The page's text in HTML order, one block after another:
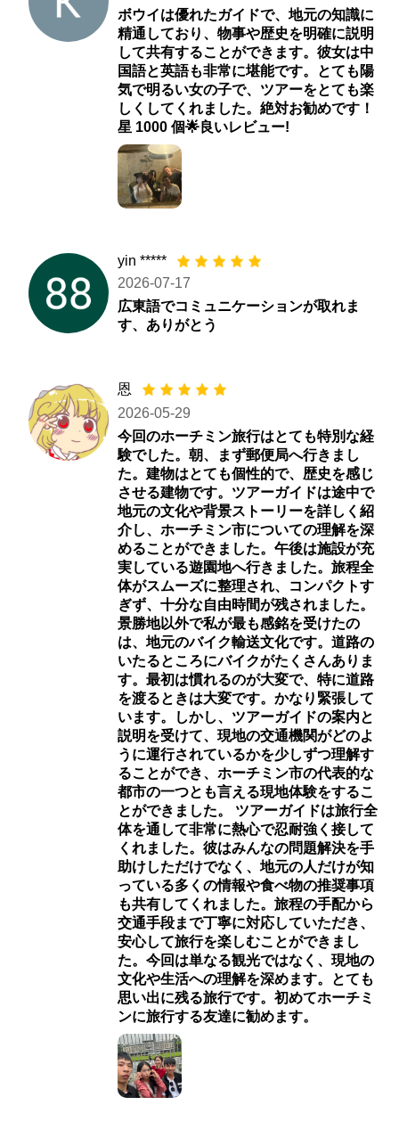
ボウイは優れたガイドで、地元の知識に
精通しており、物事や歴史を明確に説明
して共有することができます。彼女は中
国語と英語も非常に堪能です。とても陽
気で明るい女の子で、ツアーをとても楽
しくしてくれました。絶対お勧めです！
星 1000 個🌟良いレビュー!
yin *****
2026-07-17
広東語でコミュニケーションが取れま
す、ありがとう
恩
2026-05-29
今回のホーチミン旅行はとても特別な経
験でした。朝、まず郵便局へ行きまし
た。建物はとても個性的で、歴史を感じ
させる建物です。ツアーガイドは途中で
地元の文化や背景ストーリーを詳しく紹
介し、ホーチミン市についての理解を深
めることができました。午後は施設が充
実している遊園地へ行きました。旅程全
体がスムーズに整理され、コンパクトす
ぎず、十分な自由時間が残されました。
景勝地以外で私が最も感銘を受けたの
は、地元のバイク輸送文化です。道路の
いたるところにバイクがたくさんありま
す。最初は慣れるのが大変で、特に道路
を渡るときは大変です。かなり緊張して
います。しかし、ツアーガイドの案内と
説明を受けて、現地の交通機関がどのよ
うに運行されているかを少しずつ理解す
ることができ、ホーチミン市の代表的な
都市の一つとも言える現地体験をするこ
とができました。 ツアーガイドは旅行全
体を通して非常に熱心で忍耐強く接して
くれました。彼はみんなの問題解決を手
助けしただけでなく、地元の人だけが知
っている多くの情報や食べ物の推奨事項
も共有してくれました。旅程の手配から
交通手段まで丁寧に対応していただき、
安心して旅行を楽しむことができまし
た。今回は単なる観光ではなく、現地の
文化や生活への理解を深めます。とても
思い出に残る旅行です。初めてホーチミ
ンに旅行する友達に勧めます。